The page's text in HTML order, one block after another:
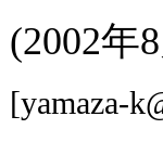
(2002年
[yamaza-